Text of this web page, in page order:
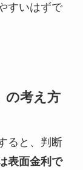
すいはずで
の考え方
ると、判断
表面金利で